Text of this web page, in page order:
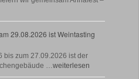
29.08.2026 ist Weintasting
bis zum 27.09.2026 ist der
…weiterlesen